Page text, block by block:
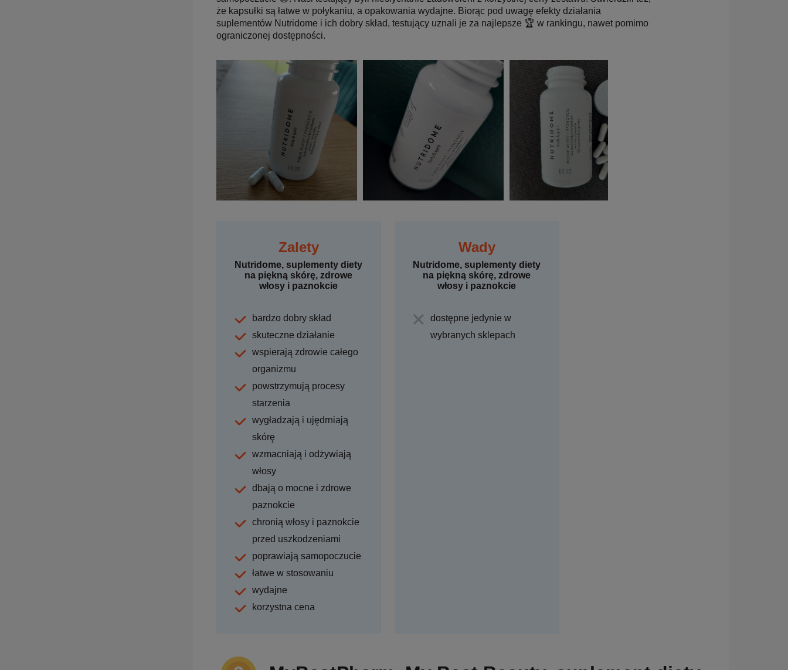
że kapsułki są łatwe w połykaniu, a opakowania wydajne. Biorąc pod uwagę efekty działania
suplementów Nutridome i ich dobry skład, testujący uznali je za najlepsze 🏆 w rankingu, nawet pomimo
ograniczonej dostępności.
Zalety
Nutridome, suplementy diety
na piękną skórę, zdrowe
włosy i paznokcie
bardzo dobry skład
skuteczne działanie
wspierają zdrowie całego
organizmu
powstrzymują procesy
starzenia
wygładzają i ujędrniają
skórę
wzmacniają i odżywiają
włosy
dbają o mocne i zdrowe
paznokcie
chronią włosy i paznokcie
przed uszkodzeniami
poprawiają samopoczucie
łatwe w stosowaniu
wydajne
korzystna cena
Wady
Nutridome, suplementy diety
na piękną skórę, zdrowe
włosy i paznokcie
dostępne jedynie w
wybranych sklepach